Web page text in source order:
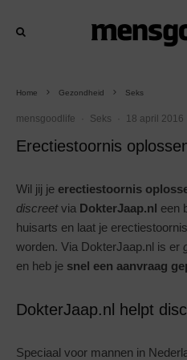
Home Gezondheid Seks
mensgoodlife Seks 18 april 2016
Erectiestoornis
Wil jij je erectiestoornis
discreetvia DokterJaap.nl een
huisarts en laat je
worden. Via DokterJaap.nl is er
en heb je snel een aanvraag
DokterJaap.nl helpt
Speciaal voor mannen in